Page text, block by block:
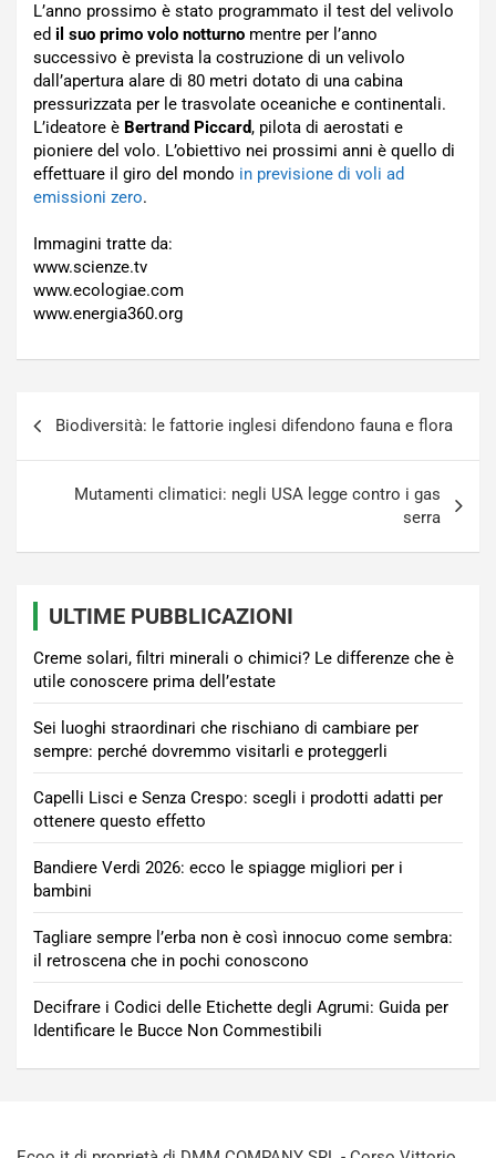
L’anno prossimo è stato programmato il test del velivolo
ed il suo primo volo notturno mentre per l’anno
successivo è prevista la costruzione di un velivolo
dall’apertura alare di 80 metri dotato di una cabina
pressurizzata per le trasvolate oceaniche e continentali.
L’ideatore è Bertrand Piccard, pilota di aerostati e
pioniere del volo. L’obiettivo nei prossimi anni è quello di
effettuare il giro del mondo in previsione di voli ad
emissioni zero.
Immagini tratte da:
www.scienze.tv
www.ecologiae.com
www.energia360.org
Biodiversità: le fattorie inglesi difendono fauna e flora
Mutamenti climatici: negli USA legge contro i gas
serra
ULTIME PUBBLICAZIONI
Creme solari, filtri minerali o chimici? Le differenze che è
utile conoscere prima dell’estate
Sei luoghi straordinari che rischiano di cambiare per
sempre: perché dovremmo visitarli e proteggerli
Capelli Lisci e Senza Crespo: scegli i prodotti adatti per
ottenere questo effetto
Bandiere Verdi 2026: ecco le spiagge migliori per i
bambini
Tagliare sempre l’erba non è così innocuo come sembra:
il retroscena che in pochi conoscono
Decifrare i Codici delle Etichette degli Agrumi: Guida per
Identificare le Bucce Non Commestibili